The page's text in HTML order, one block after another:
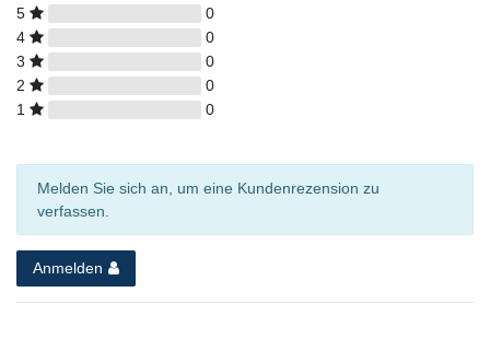
5
0
4
0
3
0
2
0
1
0
Melden Sie sich an, um eine Kundenrezension zu
verfassen.
Anmelden